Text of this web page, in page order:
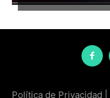
Política de Privacidad